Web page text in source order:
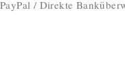
PayPal / Direkte